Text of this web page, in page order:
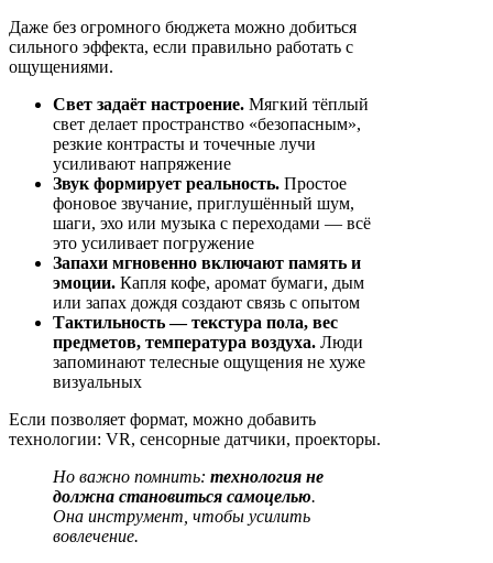
Даже без огромного бюджета можно добиться
сильного эффекта, если правильно работать с
ощущениями.
Свет задаёт настроение. Мягкий тёплый
свет делает пространство «безопасным»,
резкие контрасты и точечные лучи
усиливают напряжение
Звук формирует реальность. Простое
фоновое звучание, приглушённый шум,
шаги, эхо или музыка с переходами — всё
это усиливает погружение
Запахи мгновенно включают память и
эмоции. Капля кофе, аромат бумаги, дым
или запах дождя создают связь с опытом
Тактильность — текстура пола, вес
предметов, температура воздуха. Люди
запоминают телесные ощущения не хуже
визуальных
Если позволяет формат, можно добавить
технологии: VR, сенсорные датчики, проекторы.
Но важно помнить: технология не
должна становиться самоцелью.
Она инструмент, чтобы усилить
вовлечение.